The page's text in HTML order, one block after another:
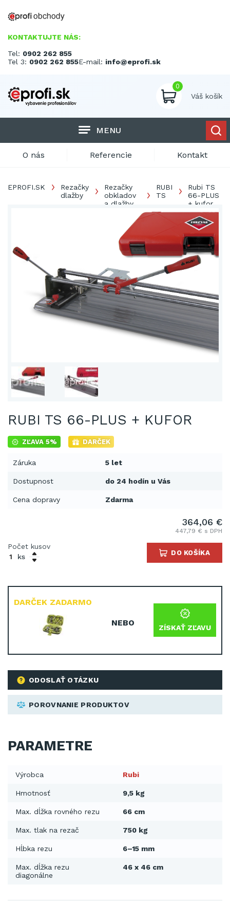
KONTAKTUJTE NÁS:
Tel: 0902 262 855
Tel 3: 0902 262 855E-mail: info@eprofi.sk
0
Váš košík
MENU
O nás Referencie Kontakt
EPROFI.SK
Rezačky
dlažby
Rezačky
obkladov
a dlažby
RUBI
TS
Rubi TS
66-PLUS
+ kufor
RUBI TS 66-PLUS + KUFOR
ZĽAVA 5% DARČEK
Záruka 5 let
Dostupnost do 24 hodín u Vás
Cena dopravy Zdarma
ODOSLAŤ OTÁZKU
POROVNANIE PRODUKTOV
DARČEK ZADARMO
NEBO ZÍSKAŤ ZĽAVU
364,06 €
447,79 € s DPH
Počet kusov
ks
DO KOŠÍKA
PARAMETRE
Výrobca Rubi
Hmotnosť 9,5 kg
Max. dĺžka rovného rezu 66 cm
Max. tlak na rezač 750 kg
Hĺbka rezu 6–15 mm
Max. dĺžka rezu
diagonálne
46 x 46 cm